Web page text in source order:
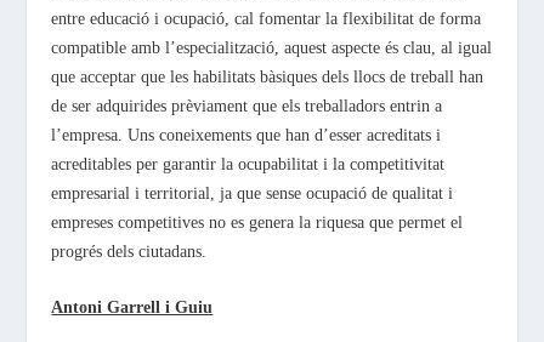
entre educació i ocupació, cal fomentar la flexibilitat de forma
compatible amb l’especialització, aquest aspecte és clau, al igual
que acceptar que les habilitats bàsiques dels llocs de treball han
de ser adquirides prèviament que els treballadors entrin a
l’empresa. Uns coneixements que han d’esser acreditats i
acreditables per garantir la ocupabilitat i la competitivitat
empresarial i territorial, ja que sense ocupació de qualitat i
empreses competitives no es genera la riquesa que permet el
progrés dels ciutadans.
Antoni Garrell i Guiu